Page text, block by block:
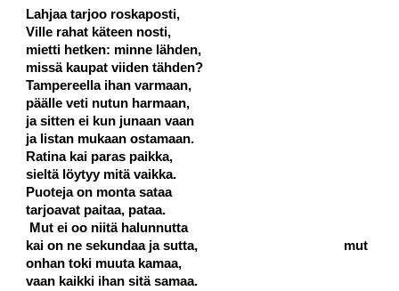
Lahjaa tarjoo roskaposti,
Ville rahat käteen nosti,
mietti hetken: minne lähden,
missä kaupat viiden tähden?
Tampereella ihan varmaan,
päälle veti nutun harmaan,
ja sitten ei kun junaan vaan
ja listan mukaan ostamaan.
Ratina kai paras paikka,
sieltä löytyy mitä vaikka.
Puoteja on monta sataa
tarjoavat paitaa, pataa.
Mut ei oo niitä halunnutta
kai on ne sekundaa ja sutta,                                         mut
onhan toki muuta kamaa,
vaan kaikki ihan sitä samaa.